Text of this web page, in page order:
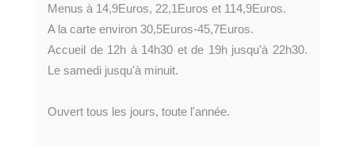
Menus à 14,9Euros, 22,1Euros et 114,9Euros.
A la carte environ 30,5Euros-45,7Euros.
Accueil de 12h à 14h30 et de 19h jusqu'à 22h30.
Le samedi jusqu'à minuit.
Ouvert tous les jours, toute l'année.